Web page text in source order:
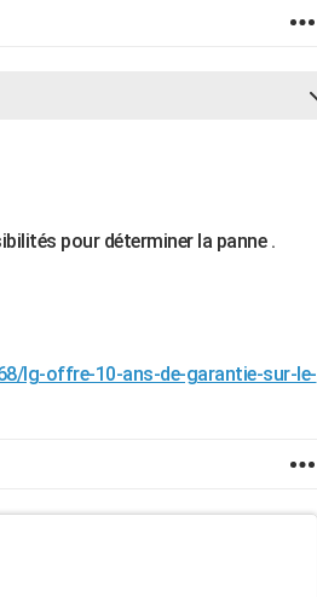
pour déterminer la panne .
lg-offre-10-ans-de-garantie-sur-le-